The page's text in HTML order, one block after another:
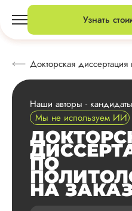
Узнать
Докторская диссертация
Наши авторы -
Мы не используем ИИ
ПО
НА